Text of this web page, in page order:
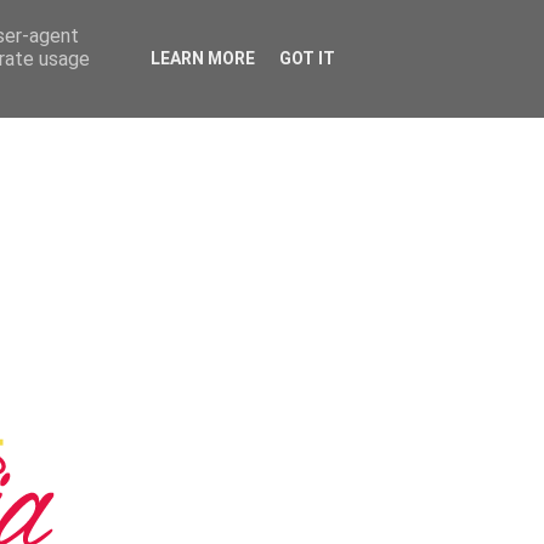
agent
usage
LEARN MORE GOT IT